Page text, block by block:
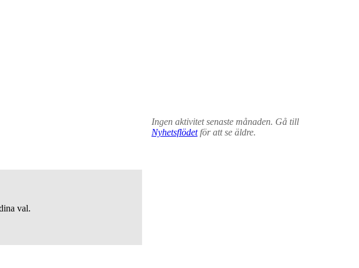
val.
Ingen aktivitet senaste månaden. Gå till
Nyhetsflödetför att se äldre.